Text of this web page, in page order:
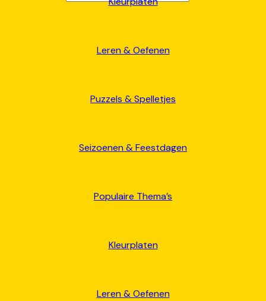
Leren & Oefenen
Puzzels & Spelletjes
Seizoenen & Feestdagen
Populaire Thema’s
Kleurplaten
Leren & Oefenen